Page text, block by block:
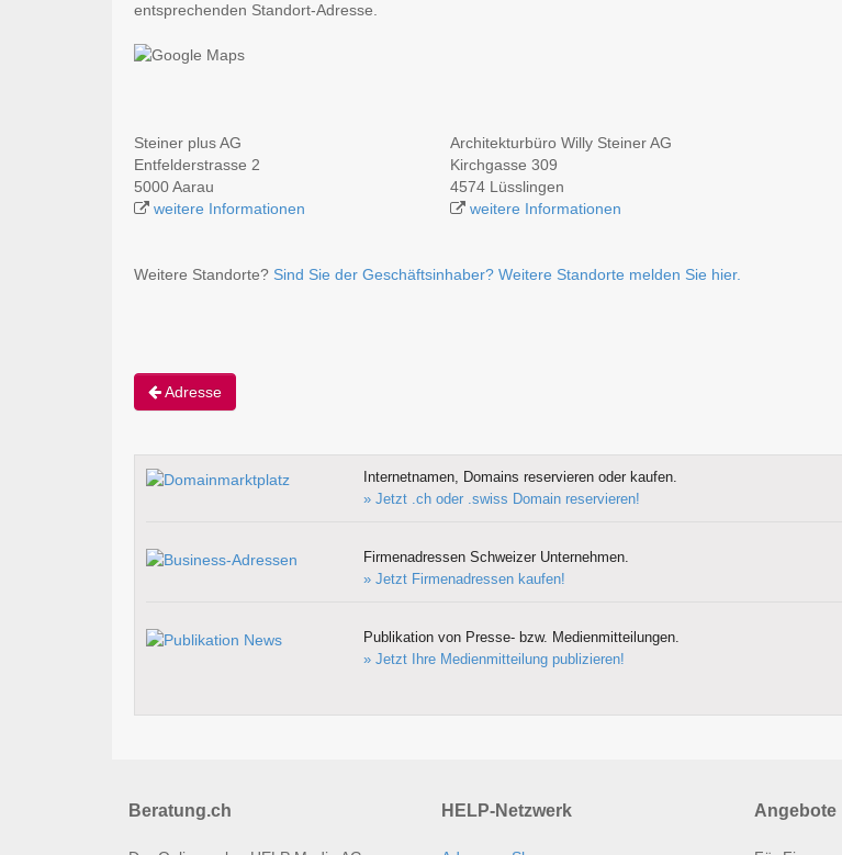
entsprechenden Standort-Adresse.
Steiner plus AG
Entfelderstrasse 2
5000 Aarau
weitere Informationen
Architekturbüro Willy Steiner AG
Kirchgasse 309
4574 Lüsslingen
weitere Informationen
Weitere Standorte? Sind Sie der Geschäftsinhaber? Weitere Standorte melden Sie hier.
Adresse
Internetnamen, Domains reservieren oder kaufen.
» Jetzt .ch oder .swiss Domain reservieren!
Firmenadressen Schweizer Unternehmen.
» Jetzt Firmenadressen kaufen!
Publikation von Presse- bzw. Medienmitteilungen.
» Jetzt Ihre Medienmitteilung publizieren!
Beratung.ch HELP-Netzwerk Angebote